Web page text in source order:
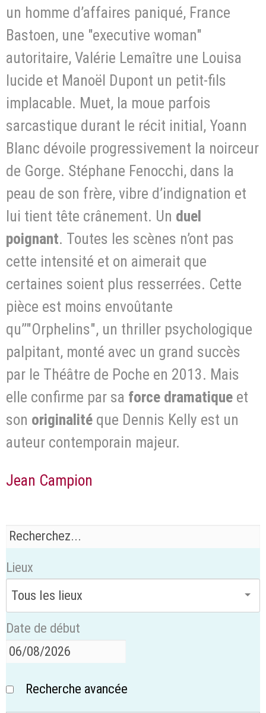
un homme d’affaires paniqué, France
Bastoen, une "executive woman"
autoritaire, Valérie Lemaître une Louisa
lucide et Manoël Dupont un petit-fils
implacable. Muet, la moue parfois
sarcastique durant le récit initial, Yoann
Blanc dévoile progressivement la noirceur
de Gorge. Stéphane Fenocchi, dans la
peau de son frère, vibre d’indignation et
lui tient tête crânement. Un duel
poignant. Toutes les scènes n’ont pas
cette intensité et on aimerait que
certaines soient plus resserrées. Cette
pièce est moins envoûtante
qu’’"Orphelins", un thriller psychologique
palpitant, monté avec un grand succès
par le Théâtre de Poche en 2013. Mais
elle confirme par sa force dramatique et
son originalité que Dennis Kelly est un
auteur contemporain majeur.
Jean Campion
Lieux
Date de début
Recherche avancée